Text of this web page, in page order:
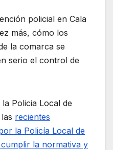
policial en Cala
más, cómo los
la comarca se
serio el control de
Policia Local de
recientes
la Policía Local de
la normativa y